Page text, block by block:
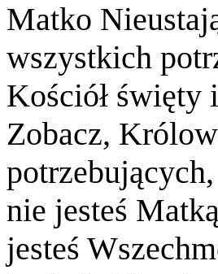
Matko
wszystkich
Kościół święty
Zobacz,
nie jesteś
jesteś